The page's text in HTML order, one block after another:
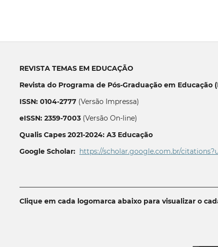
REVISTA TEMAS EM EDUCAÇÃO
Revista do Programa de Pós-Graduação em Educação
ISSN: 0104-2777(Versão Impressa)
eISSN: 2359-7003(Versão On-line)
Qualis Capes 2021-2024: A3 Educação
Google Scholar: https://scholar.google.com.br/
Clique em cada logomarca abaixo para visualizar o